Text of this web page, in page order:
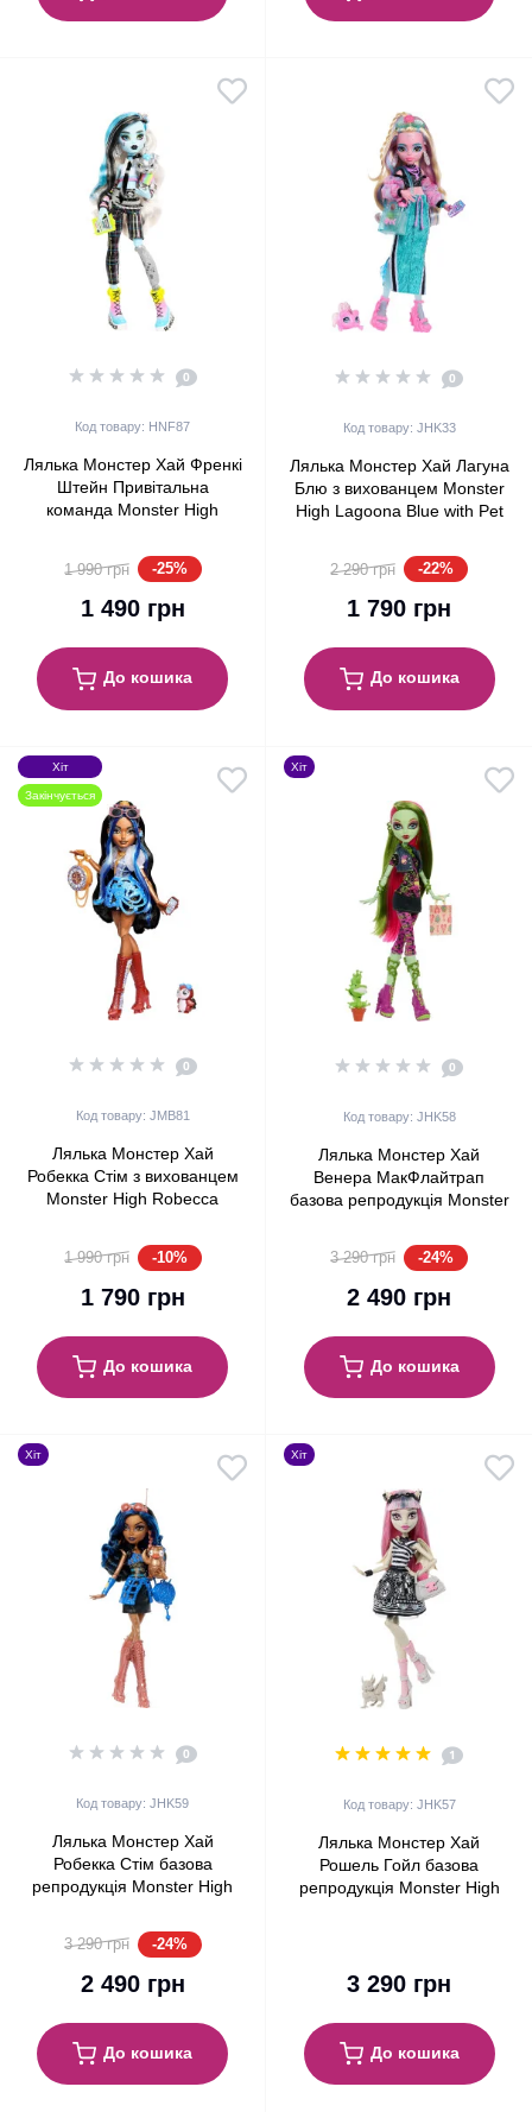
0
Код товару: HNF87
Лялька Монстер Хай Френкі
Штейн Привітальна
команда Monster High
Committee Mattel (HNF87)
1 990 грн -25%
1 490 грн
До кошика
0
Код товару: JHK33
Лялька Монстер Хай Лагуна
Блю з вихованцем Monster
High Lagoona Blue with Pet
2 290 грн
-22%
1 790 грн
До кошика
Хіт
Закінчується
0
Код товару: JMB81
Лялька Монстер Хай
Робекка Стім з вихованцем
Monster High Robecca
Captain Penny Mattel
(JMB81)
1 990 грн -10%
1 790 грн
До кошика
Хіт
0
Код товару: JHK58
Лялька Монстер Хай
Венера МакФлайтрап
базова репродукція Monster
riginal Creeproduction G1
Mattel (JHK58)
3 290 грн -24%
2 490 грн
До кошика
Хіт
0
Код товару: JHK59
Лялька Монстер Хай
Робекка Стім базова
репродукція Monster High
Creeproduction G1 Mattel
(JHK59)
3 290 грн -24%
2 490 грн
До кошика
Хіт
1
Код товару: JHK57
Лялька Монстер Хай
Рошель Гойл базова
репродукція Monster High
3 290 грн
До кошика